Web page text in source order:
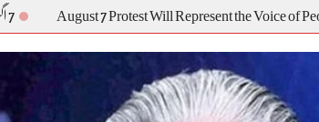
August 7 Protest Will Represent the